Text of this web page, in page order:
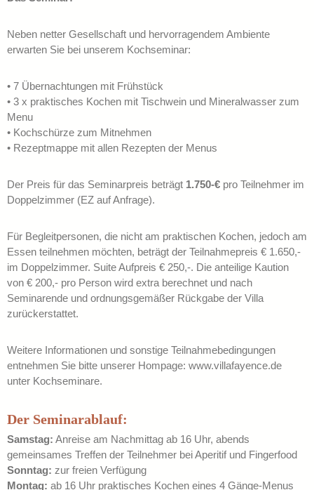
Neben netter Gesellschaft und hervorragendem Ambiente
erwarten Sie bei unserem Kochseminar:
• 7 Übernachtungen mit Frühstück
• 3 x praktisches Kochen mit Tischwein und Mineralwasser zum
Menu
• Kochschürze zum Mitnehmen
• Rezeptmappe mit allen Rezepten der Menus
Der Preis für das Seminarpreis beträgt 1.750-€ pro Teilnehmer im
Doppelzimmer (EZ auf Anfrage).
Für Begleitpersonen, die nicht am praktischen Kochen, jedoch am
Essen teilnehmen möchten, beträgt der Teilnahmepreis € 1.650,-
im Doppelzimmer. Suite Aufpreis € 250,-. Die anteilige Kaution
von € 200,- pro Person wird extra berechnet und nach
Seminarende und ordnungsgemäßer Rückgabe der Villa
zurückerstattet.
Weitere Informationen und sonstige Teilnahmebedingungen
entnehmen Sie bitte unserer Hompage: www.villafayence.de
unter Kochseminare.
Der Seminarablauf:
Samstag: Anreise am Nachmittag ab 16 Uhr, abends
gemeinsames Treffen der Teilnehmer bei Aperitif und Fingerfood
Sonntag: zur freien Verfügung
Montag: ab 16 Uhr praktisches Kochen eines 4 Gänge-Menus